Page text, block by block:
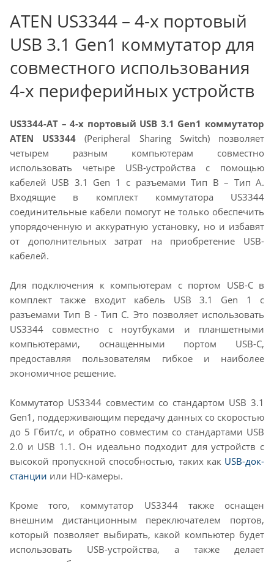
ATEN US3344 – 4-х портовый
USB 3.1 Gen1 коммутатор для
совместного использования
4-х периферийных устройств
US3344-AT – 4-х портовый USB 3.1 Gen1 коммутатор
ATEN US3344 (Peripheral Sharing Switch) позволяет
четырем разным компьютерам совместно
использовать четыре USB-устройства с помощью
кабелей USB 3.1 Gen 1 с разъемами Тип B – Тип A.
Входящие в комплект коммутатора US3344
соединительные кабели помогут не только обеспечить
упорядоченную и аккуратную установку, но и избавят
от дополнительных затрат на приобретение USB-
кабелей.
Для подключения к компьютерам с портом USB-C в
комплект также входит кабель USB 3.1 Gen 1 с
разъемами Тип B - Тип C. Это позволяет использовать
US3344 совместно с ноутбуками и планшетными
компьютерами, оснащенными портом USB-C,
предоставляя пользователям гибкое и наиболее
экономичное решение.
Коммутатор US3344 совместим со стандартом USB 3.1
Gen1, поддерживающим передачу данных со скоростью
до 5 Гбит/с, и обратно совместим со стандартами USB
2.0 и USB 1.1. Он идеально подходит для устройств с
высокой пропускной способностью, таких как USB-док-
станции или HD-камеры.
Кроме того, коммутатор US3344 также оснащен
внешним дистанционным переключателем портов,
который позволяет выбирать, какой компьютер будет
использовать USB-устройства, а также делает